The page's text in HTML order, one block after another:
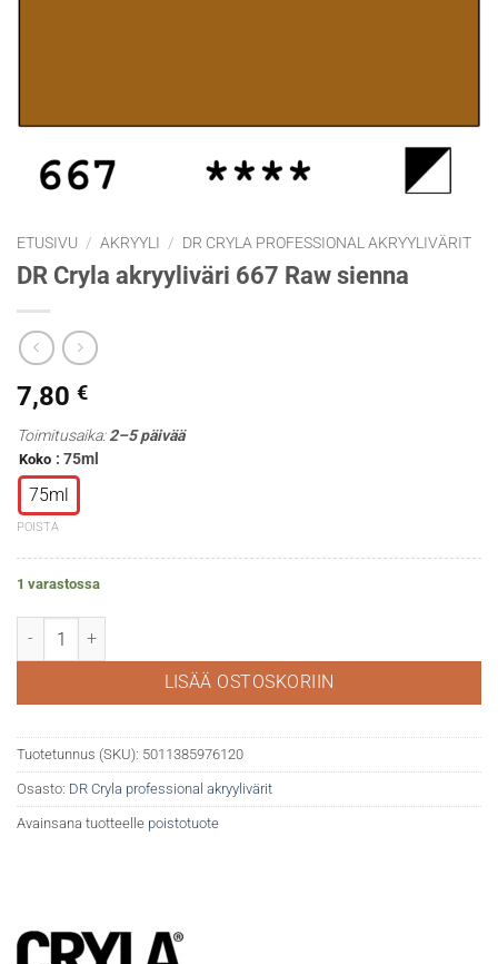
ETUSIVU / AKRYYLI / DR CRYLA PROFESSIONAL AKRYYLIVÄRIT
DR Cryla akryyliväri 667 Raw sienna
7,80 €
Toimitusaika:2–5 päivää
Koko : 75ml
75ml
POISTA
1 varastossa
DR Cryla akryyliväri 667 Raw sienna määrä
LISÄÄ OSTOSKORIIN
Tuotetunnus (SKU): 5011385976120
Osasto: DR Cryla professional akryylivärit
Avainsana tuotteelle poistotuote